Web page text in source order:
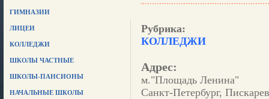
ГИМНАЗИИ
ЛИЦЕИ
КОЛЛЕДЖИ
ШКОЛЫ ЧАСТНЫЕ
ШКОЛЫ-ПАНСИОНЫ
НАЧАЛЬНЫЕ ШКОЛЫ
Рубрика:
КОЛЛЕДЖИ
Адрес:
м."Площадь Ленина"
Санкт-Петербург,